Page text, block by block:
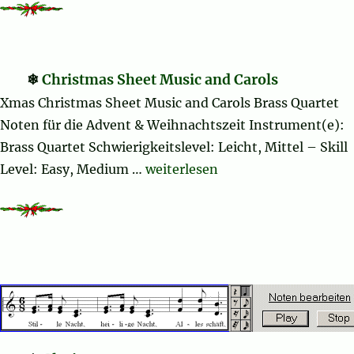
Christmas Sheet Music and Carols
Xmas Christmas Sheet Music and Carols Brass Quartet
Noten für die Advent & Weihnachtszeit Instrument(e):
Brass Quartet Schwierigkeitslevel: Leicht, Mittel – Skill
Level: Easy, Medium …„Christmas Sheet Music and
weiterlesen